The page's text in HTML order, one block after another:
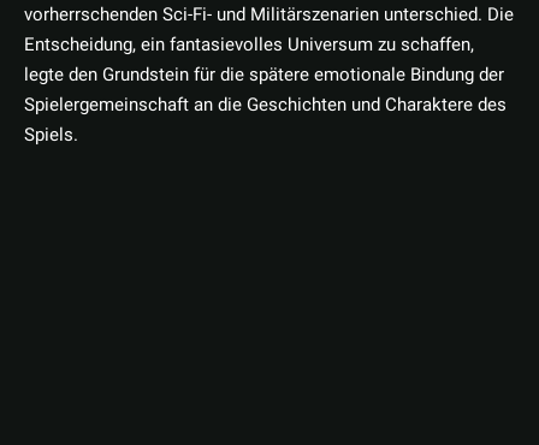
vorherrschenden Sci-Fi- und Militärszenarien unterschied. Die
Entscheidung, ein fantasievolles Universum zu schaffen,
legte den Grundstein für die spätere emotionale Bindung der
Spielergemeinschaft an die Geschichten und Charaktere des
Spiels.